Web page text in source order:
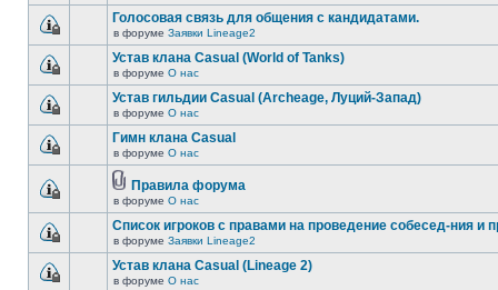
Голосовая связь для общения с кандидатами.
в форуме Заявки Lineage2
Устав клана Casual (World of Tanks)
в форуме О нас
Устав гильдии Casual (Archeage, Луций-Запад)
в форуме О нас
Гимн клана Casual
в форуме О нас
Правила форума
в форуме О нас
Список игроков с правами на проведение собесед-ния и
в форуме Заявки Lineage2
Устав клана Casual (Lineage 2)
в форуме О нас